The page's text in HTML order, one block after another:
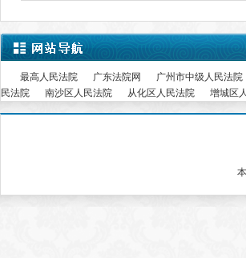
最高人民法院 广东法院网 广州市中级人民法院
民法院
南沙区人民法院 从化区人民法院 增城区